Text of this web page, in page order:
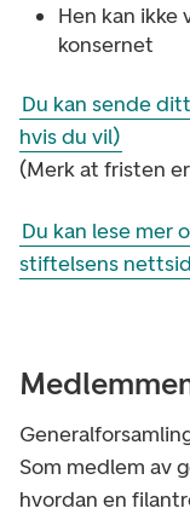
Hen kan ikke
konsernet
Du kan sende
hvis du vil)
(Merk at fristen
Du kan lese mer
stiftelsens
Som medlem av
hvordan en